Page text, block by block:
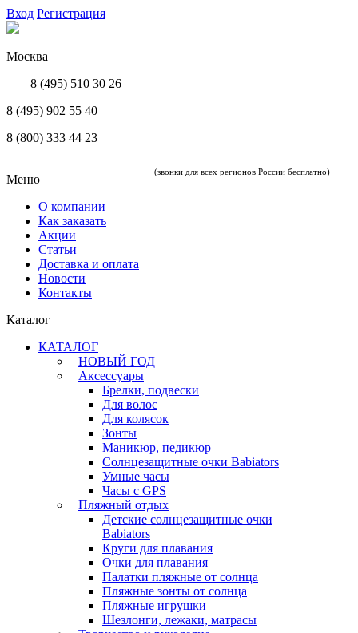
Вход Регистрация
Москва
8 (495) 510 30 26
8 (495) 902 55 40
8 (800) 333 44 23
(звонки для всех регионов России бесплатно)
Меню
О компании
Как заказать
Акции
Статьи
Доставка и оплата
Новости
Контакты
Каталог
КАТАЛОГ
НОВЫЙ ГОД
Аксессуары
Брелки, подвески
Для волос
Для колясок
Зонты
Маникюр, педикюр
Солнцезащитные очки Babiators
Умные часы
Часы с GPS
Пляжный отдых
Детские солнцезащитные очки
Babiators
Круги для плавания
Очки для плавания
Палатки пляжные от солнца
Пляжные зонты от солнца
Пляжные игрушки
Шезлонги, лежаки, матрасы